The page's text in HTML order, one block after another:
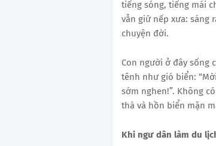
tiếng sóng, tiếng mái
vẫn giữ nếp xưa: sáng
chuyện đời.
Con người ở đây sống
tênh như gió biển:
sớm nghen!”. Không
thà và hồn biển mặn
Khi ngư dân làm du